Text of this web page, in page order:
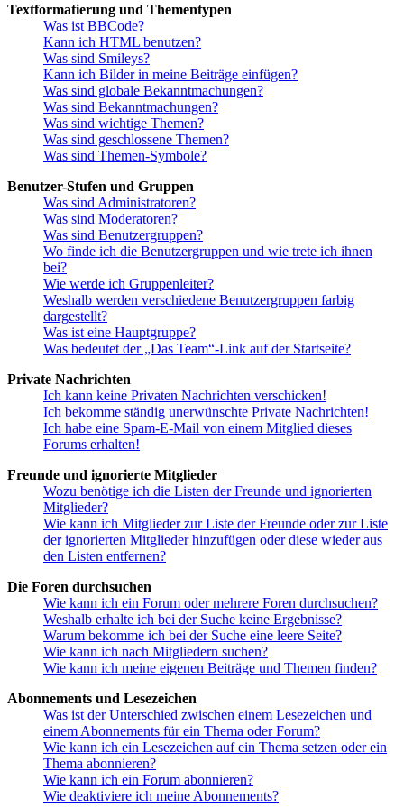
Textformatierung und Thementypen
Was ist BBCode?
Kann ich HTML benutzen?
Was sind Smileys?
Kann ich Bilder in meine Beiträge einfügen?
Was sind globale Bekanntmachungen?
Was sind Bekanntmachungen?
Was sind wichtige Themen?
Was sind geschlossene Themen?
Was sind Themen-Symbole?
Benutzer-Stufen und Gruppen
Was sind Administratoren?
Was sind Moderatoren?
Was sind Benutzergruppen?
Wo finde ich die Benutzergruppen und wie trete ich ihnen
bei?
Wie werde ich Gruppenleiter?
Weshalb werden verschiedene Benutzergruppen farbig
dargestellt?
Was ist eine Hauptgruppe?
Was bedeutet der „Das Team“-Link auf der Startseite?
Private Nachrichten
Ich kann keine Privaten Nachrichten verschicken!
Ich bekomme ständig unerwünschte Private Nachrichten!
Ich habe eine Spam-E-Mail von einem Mitglied dieses
Forums erhalten!
Freunde und ignorierte Mitglieder
Wozu benötige ich die Listen der Freunde und ignorierten
Mitglieder?
Wie kann ich Mitglieder zur Liste der Freunde oder zur Liste
der ignorierten Mitglieder hinzufügen oder diese wieder aus
den Listen entfernen?
Die Foren durchsuchen
Wie kann ich ein Forum oder mehrere Foren durchsuchen?
Weshalb erhalte ich bei der Suche keine Ergebnisse?
Warum bekomme ich bei der Suche eine leere Seite?
Wie kann ich nach Mitgliedern suchen?
Wie kann ich meine eigenen Beiträge und Themen finden?
Abonnements und Lesezeichen
Was ist der Unterschied zwischen einem Lesezeichen und
einem Abonnements für ein Thema oder Forum?
Wie kann ich ein Lesezeichen auf ein Thema setzen oder ein
Thema abonnieren?
Wie kann ich ein Forum abonnieren?
Wie deaktiviere ich meine Abonnements?